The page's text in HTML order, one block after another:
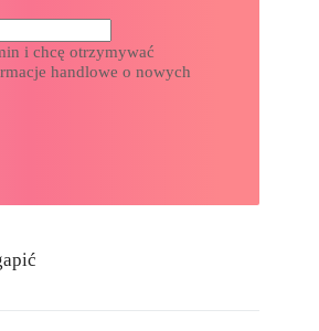
i chcę otrzymywać
handlowe o nowych